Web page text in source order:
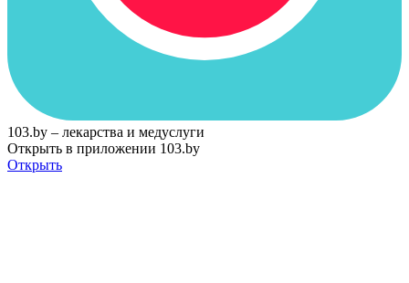
103.by – лекарства и медуслуги
Открыть в приложении 103.by
Открыть